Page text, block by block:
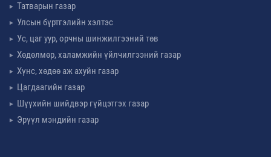
Татварын газар
Улсын бүртгэлийн хэлтэс
Ус, цаг уур, орчны шинжилгээний төв
Хөдөлмөр, халамжийн үйлчилгээний газар
Хүнс, хөдөө аж ахуйн газар
Цагдаагийн газар
Шүүхийн шийдвэр гүйцэтгэх газар
Эрүүл мэндийн газар